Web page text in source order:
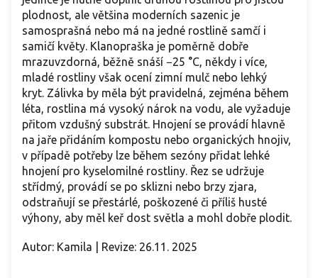
plodnost, ale většina moderních sazenic je
samosprašná nebo má na jedné rostlině samčí i
samičí květy. Klanopraška je poměrně dobře
mrazuvzdorná, běžně snáší −25 °C, někdy i více,
mladé rostliny však ocení zimní mulč nebo lehký
kryt. Zálivka by měla být pravidelná, zejména během
léta, rostlina má vysoký nárok na vodu, ale vyžaduje
přitom vzdušný substrát. Hnojení se provádí hlavně
na jaře přidáním kompostu nebo organických hnojiv,
v případě potřeby lze během sezóny přidat lehké
hnojení pro kyselomilné rostliny. Řez se udržuje
střídmý, provádí se po sklizni nebo brzy zjara,
odstraňují se přestárlé, poškozené či příliš husté
výhony, aby měl keř dost světla a mohl dobře plodit.
Autor: Kamila | Revize: 26.11. 2025